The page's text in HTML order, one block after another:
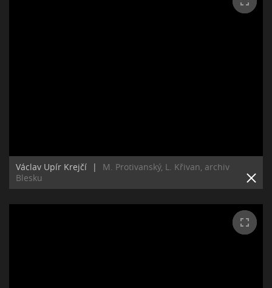
Václav Upír Krejčí |
M. Protivanský, L. Křivan, archiv
Blesku